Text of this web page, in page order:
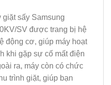
giặt sấy Samsung
SV được trang bị hệ
động cơ, giúp máy hoạt
khi gặp sự cố mất điện
ra, máy còn có chức
trình giặt, giúp bạn